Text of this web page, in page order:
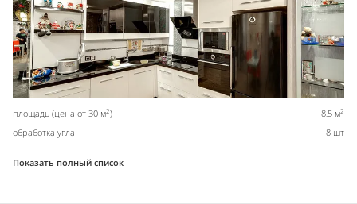
площадь (цена от 30 м2) 8,5 м2
обработка угла 8 шт
Показать полный список